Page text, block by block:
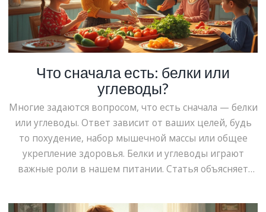
Что сначала есть: белки или
углеводы?
Многие задаются вопросом, что есть сначала — белки
или углеводы. Ответ зависит от ваших целей, будь
то похудение, набор мышечной массы или общее
укрепление здоровья. Белки и углеводы играют
важные роли в нашем питании. Статья объясняет